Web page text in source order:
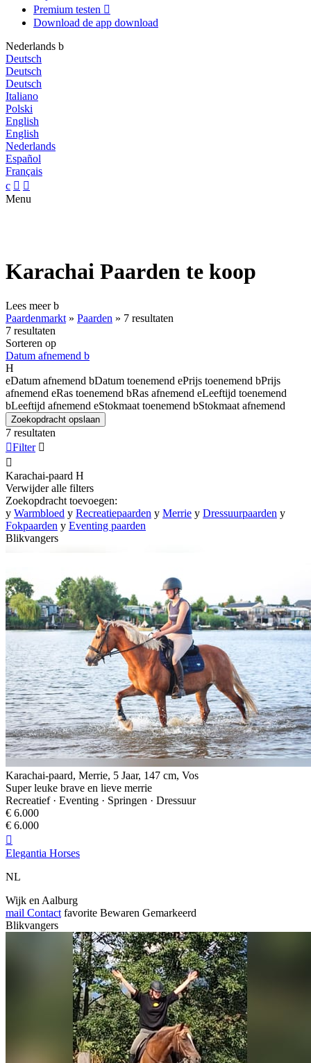
Premium testen 
Download de app download
Nederlands b
Deutsch
Deutsch
Deutsch
Italiano
Polski
English
English
Nederlands
Español
Français
c  
Menu
Karachai Paarden te koop
Lees meerb
Paardenmarkt » Paarden » 7 resultaten
7 resultaten
Sorteren op
Datum afnemend b
H
eDatum afnemend bDatum toenemend ePrijs toenemend bPrijs
afnemend eRas toenemend bRas afnemend eLeeftijd toenemend
bLeeftijd afnemend eStokmaat toenemend bStokmaat afnemend
Zoekopdracht opslaan
7 resultaten
Filter 

Karachai-paard H
Verwijder alle filters
Zoekopdracht toevoegen:
y Warmbloed y Recreatiepaarden y Merrie y Dressuurpaarden y
Fokpaarden y Eventing paarden
Blikvangers
Karachai-paard, Merrie, 5 Jaar, 147 cm, Vos
Super leuke brave en lieve merrie
Recreatief · Eventing · Springen · Dressuur
€ 6.000
€ 6.000

Elegantia Horses
NL
Wijk en Aalburg
mail Contact favorite Bewaren Gemarkeerd
Blikvangers